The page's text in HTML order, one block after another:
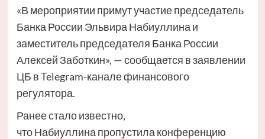
«В мероприятии примут участие председатель
Банка России Эльвира Набиуллина и
заместитель председателя Банка России
Алексей Заботкин», — сообщается в заявлении
ЦБ в Telegram-канале финансового
регулятора.
Ранее стало известно,
что Набиуллина пропустила конференцию